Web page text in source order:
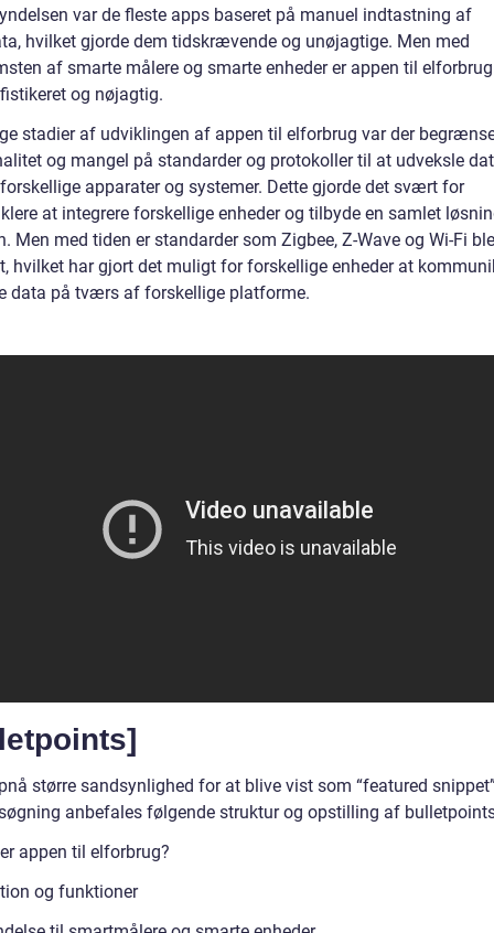
var de fleste apps baseret på manuel indtastning af
hvilket gjorde dem tidskrævende og unøjagtige. Men med
af smarte målere og smarte enheder er appen til
og nøjagtig.
stadier af udviklingen af appen til elforbrug var der
og mangel på standarder og protokoller til at udveksle
apparater og systemer. Dette gjorde det svært for
at integrere forskellige enheder og tilbyde en samlet
Men med tiden er standarder som Zigbee, Z-Wave og Wi-Fi
hvilket har gjort det muligt for forskellige enheder at
data på tværs af forskellige platforme.
større sandsynlighed for at blive vist som “featured
anbefales følgende struktur og opstilling af
appen til elforbrug?
og funktioner